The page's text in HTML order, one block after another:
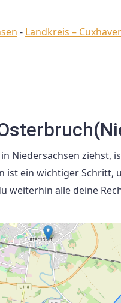
- Landkreis –
Niedersachsen ziehst,
ist ein wichtiger Schritt,
weiterhin alle deine